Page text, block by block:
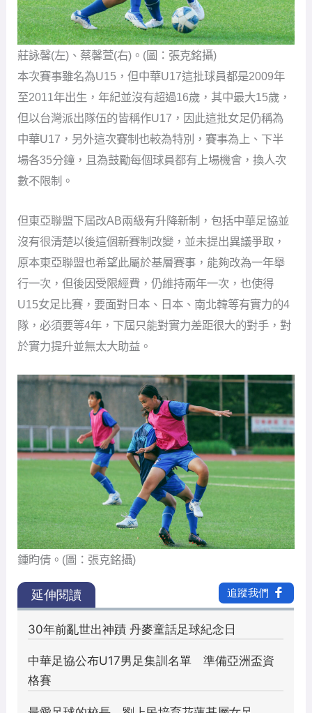
莊詠馨(左)、蔡馨萱(右)。(圖：張克銘攝)
本次賽事雖名為U15，但中華U17這批球員都是2009年
至2011年出生，年紀並沒有超過16歲，其中最大15歲，
但以台灣派出隊伍的皆稱作U17，因此這批女足仍稱為
中華U17，另外這次賽制也較為特別，賽事為上、下半
場各35分鐘，且為鼓勵每個球員都有上場機會，換人次
數不限制。
但東亞聯盟下屆改AB兩級有升降新制，包括中華足協並
沒有很清楚以後這個新賽制改變，並未提出異議爭取，
原本東亞聯盟也希望此屬於基層賽事，能夠改為一年舉
行一次，但後因受限經費，仍維持兩年一次，也使得
U15女足比賽，要面對日本、日本、南北韓等有實力的4
隊，必須要等4年，下屆只能對實力差距很大的對手，對
於實力提升並無太大助益。
鍾昀倩。(圖：張克銘攝)